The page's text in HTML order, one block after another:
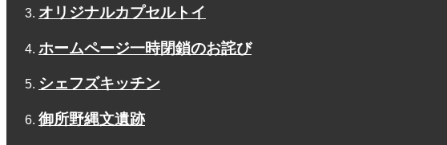
オリジナルカプセルトイ
ホームページ一時閉鎖のお詫び
シェフズキッチン
御所野縄文遺跡